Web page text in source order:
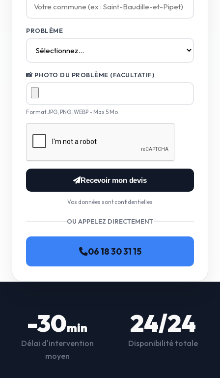
PROBLÈME
📸 PHOTO DU PROBLÈME (FACULTATIF)
Format JPG, PNG, WEBP - Max 5 Mo
Recevoir mon devis
Vos données sont confidentielles
OU APPELEZ DIRECTEMENT
06 18 30 31 15
-30min
Délai d'intervention
moyen
24/24
Disponibilité totale